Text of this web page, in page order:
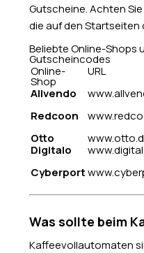
Gutscheine. Achten
die auf den Startseiten
Beliebte Online-Shops
Gutscheincodes
Online-
Shop
URL
Allvendo
Redcoon
Otto
Digitalo
Cyberport
Was sollte beim
Kaffeevollautomaten